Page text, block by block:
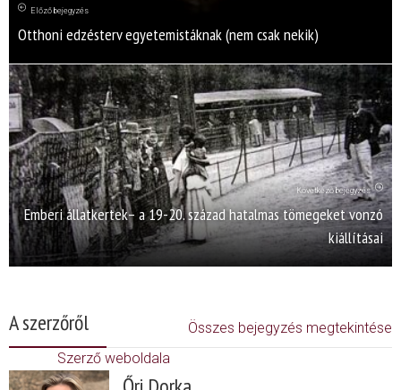
Előző bejegyzés
Otthoni edzésterv egyetemistáknak (nem csak nekik)
Következő bejegyzés
Emberi állatkertek– a 19-20. század hatalmas tömegeket vonzó
kiállításai
A szerzőről
Összes bejegyzés megtekintése
Szerző weboldala